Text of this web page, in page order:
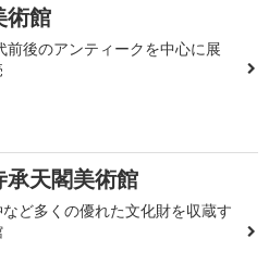
術館
前後のアンティークを中心に展
承天閣美術館
ど多くの優れた文化財を収蔵す